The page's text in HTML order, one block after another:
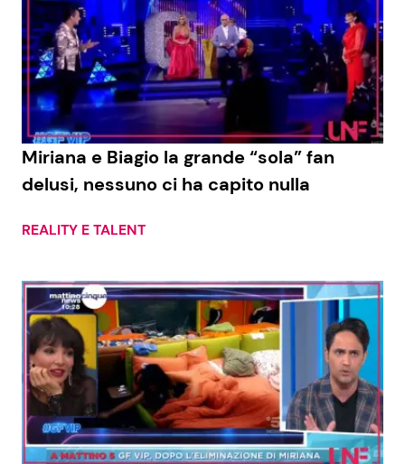
Miriana e Biagio la grande “sola” fan
delusi, nessuno ci ha capito nulla
REALITY E TALENT